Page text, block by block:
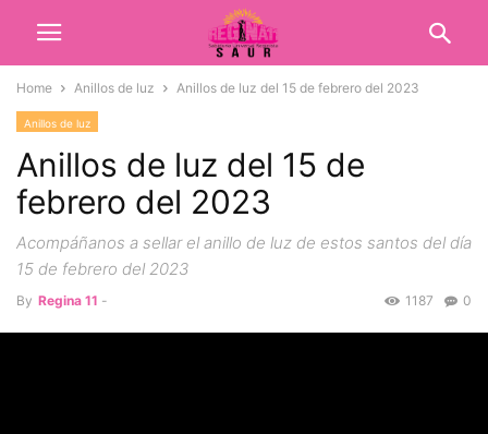
Home Anillos de luz Anillos de luz del 15 de febrero del 2023
Anillos de luz
Anillos de luz del 15 de
febrero del 2023
Acompáñanos a sellar el anillo de luz de estos santos del día
15 de febrero del 2023
By Regina 11 - 0
1187